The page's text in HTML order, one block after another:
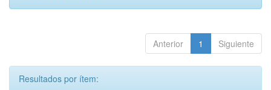
Anterior 1 Siguiente
Resultados por ítem: